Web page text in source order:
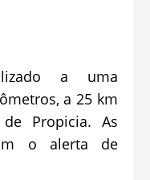
a uma
a 25 km
Propicia. As
o alerta de